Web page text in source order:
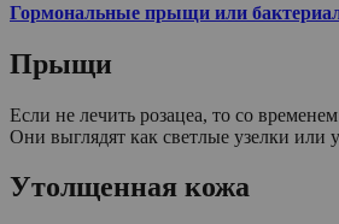
Гормональные прыщи или
Прыщи
Если не лечить розацеа, то со
Они выглядят как светлые узелки или
Утолщенная кожа